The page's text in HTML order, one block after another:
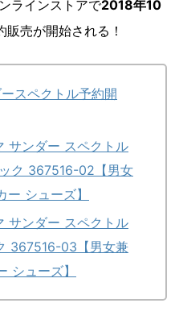
ラインストアで2018年10
販売が開始される！
スペクトル予約開
サンダー スペクトル
ク 367516-02【男女
シューズ】
サンダー スペクトル
367516-03【男女兼
シューズ】